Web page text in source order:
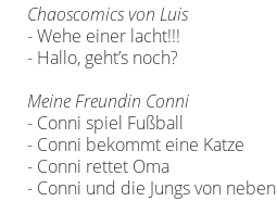
Chaoscomics von Luis
- Wehe einer lacht!!!
- Hallo, geht’s noch?
Meine Freundin Conni
- Conni spiel Fußball
- Conni bekommt eine Katze
- Conni rettet Oma
- Conni und die Jungs von